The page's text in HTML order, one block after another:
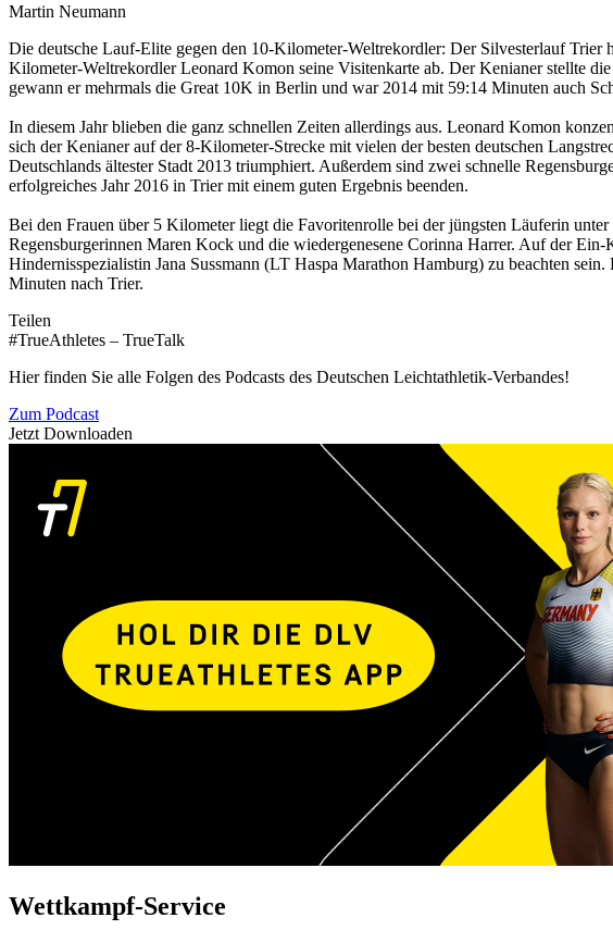
Martin Neumann
Die deutsche Lauf-Elite gegen den 10-Kilometer-Weltrekordler: Der Silvesterlauf Trier
Kilometer-Weltrekordler Leonard Komon seine Visitenkarte ab. Der Kenianer stellte
gewann er mehrmals die Great 10K in Berlin und war 2014 mit 59:14 Minuten auch
In diesem Jahr blieben die ganz schnellen Zeiten allerdings aus. Leonard Komon
sich der Kenianer auf der 8-Kilometer-Strecke mit vielen der besten deutschen
Deutschlands ältester Stadt 2013 triumphiert. Außerdem sind zwei schnelle
erfolgreiches Jahr 2016 in Trier mit einem guten Ergebnis beenden.
Bei den Frauen über 5 Kilometer liegt die Favoritenrolle bei der jüngsten Läuferin
Regensburgerinnen Maren Kock und die wiedergenesene Corinna Harrer. Auf der
Hindernisspezialistin Jana Sussmann (LT Haspa Marathon Hamburg) zu beachten
Minuten nach Trier.
Teilen
#TrueAthletes – TrueTalk
Hier finden Sie alle Folgen des Podcasts des Deutschen Leichtathletik-Verbandes!
Zum Podcast
Jetzt Downloaden
Wettkampf-Service